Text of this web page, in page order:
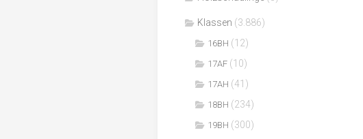
Klassen (3.886)
16BH (12)
17AF (10)
17AH (41)
18BH (234)
19BH (300)